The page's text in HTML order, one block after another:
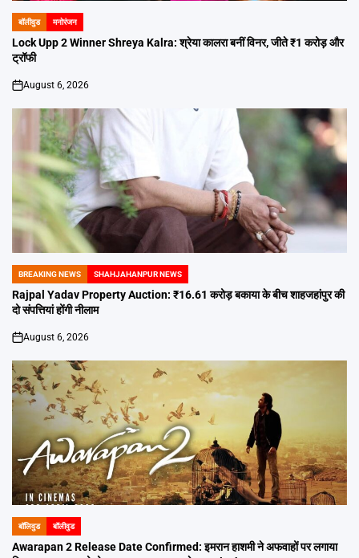
POSTED
IN
बॉलीवुड मनोरंजन
Lock Upp 2 Winner Shreya Kalra: श्रेया कालरा बनीं विनर, जीते ₹1 करोड़ और
ट्रॉफी
on
August 6, 2026
POSTED
IN
BREAKING NEWS SHAHJAHANPUR NEWS
Rajpal Yadav Property Auction: ₹16.61 करोड़ बकाया के बीच शाहजहांपुर की
दो संपत्तियां होंगी नीलाम
on
August 6, 2026
POSTED
IN
बॉलिवुड बॉलीवुड
Awarapan 2 Release Date Confirmed: इमरान हाशमी ने अफवाहों पर लगाया